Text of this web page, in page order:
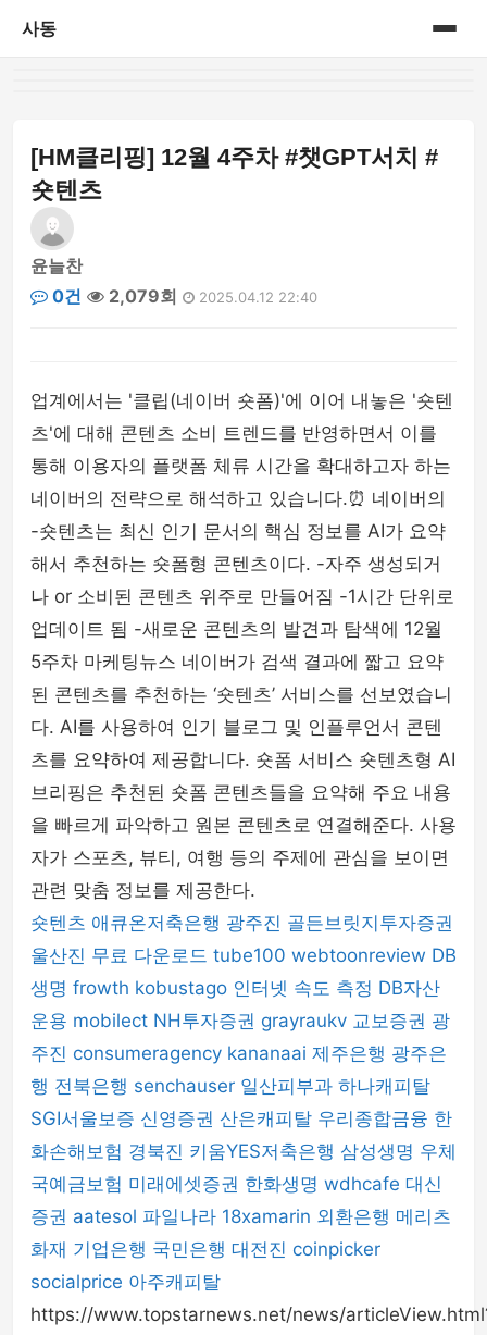
사동
[HM클리핑] 12월 4주차 #챗GPT서치 #
숏텐츠
윤늘찬
0건
2,079회 2025.04.12 22:40
업계에서는 '클립(네이버 숏폼)'에 이어 내놓은 '숏텐
츠'에 대해 콘텐츠 소비 트렌드를 반영하면서 이를
통해 이용자의 플랫폼 체류 시간을 확대하고자 하는
네이버의 전략으로 해석하고 있습니다.⏰ 네이버의
-숏텐츠는 최신 인기 문서의 핵심 정보를 AI가 요약
해서 추천하는 숏폼형 콘텐츠이다. -자주 생성되거
나 or 소비된 콘텐츠 위주로 만들어짐 -1시간 단위로
업데이트 됨 -새로운 콘텐츠의 발견과 탐색에 12월
5주차 마케팅뉴스 네이버가 검색 결과에 짧고 요약
된 콘텐츠를 추천하는 ‘숏텐츠’ 서비스를 선보였습니
다. AI를 사용하여 인기 블로그 및 인플루언서 콘텐
츠를 요약하여 제공합니다. 숏폼 서비스 숏텐츠형 AI
브리핑은 추천된 숏폼 콘텐츠들을 요약해 주요 내용
을 빠르게 파악하고 원본 콘텐츠로 연결해준다. 사용
자가 스포츠, 뷰티, 여행 등의 주제에 관심을 보이면
관련 맞춤 정보를 제공한다.
숏텐츠 애큐온저축은행 광주진 골든브릿지투자증권
울산진 무료 다운로드 tube100 webtoonreview DB
생명 frowth kobustago 인터넷 속도 측정 DB자산
운용 mobilect NH투자증권 grayraukv 교보증권 광
주진 consumeragency kananaai 제주은행 광주은
행 전북은행 senchauser 일산피부과 하나캐피탈
SGI서울보증 신영증권 산은캐피탈 우리종합금융 한
화손해보험 경북진 키움YES저축은행 삼성생명 우체
국예금보험 미래에셋증권 한화생명 wdhcafe 대신
증권 aatesol 파일나라 18xamarin 외환은행 메리츠
화재 기업은행 국민은행 대전진 coinpicker
socialprice 아주캐피탈
https://www.topstarnews.net/news/